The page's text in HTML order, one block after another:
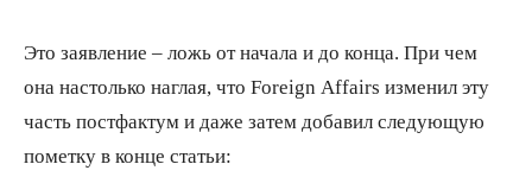
Это заявление – ложь от начала и до конца. При чем
она настолько наглая, что Foreign Affairs изменил эту
часть постфактум и даже затем добавил следующую
пометку в конце статьи: